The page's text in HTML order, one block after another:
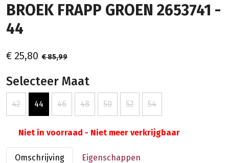
BROEK FRAPP GROEN 2653741 -
44
€ 25,80 € 85,99
Selecteer Maat
42 44 46 48 50 52 54
Niet in voorraad - Niet meer verkrijgbaar
Omschrijving Eigenschappen